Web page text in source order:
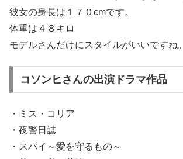
彼女の身長は１７０cmです。
体重は４８キロ
モデルさんだけにスタイルがいいですね。
コソンヒさんの出演ドラマ作品
・ミス・コリア
・夜警日誌
・スパイ～愛を守るもの～